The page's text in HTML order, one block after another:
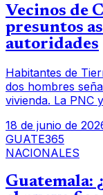
Vecinos de
presuntos
autoridades
Habitantes de
dos hombres
vivienda. La PNC
18 de junio de
GUATE365
NACIONALES
Guatemala: